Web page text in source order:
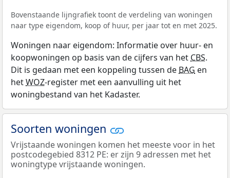
Bovenstaande lijngrafiek toont de verdeling van woningen
naar type eigendom, koop of huur, per jaar tot en met 2025.
Woningen naar eigendom: Informatie over huur- en
koopwoningen op basis van de cijfers van hetCBS.
Dit is gedaan met een koppeling tussen deBAG en
hetWOZ-register met een aanvulling uit het
woningbestand van het Kadaster.
Soorten woningen
Vrijstaande woningen komen het meeste voor in het
postcodegebied 8312 PE: er zijn 9 adressen met het
woningtype vrijstaande woningen.